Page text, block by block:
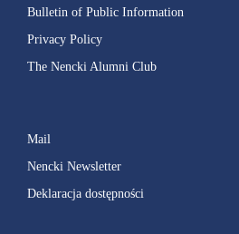
Bulletin of Public Information
Privacy Policy
The Nencki Alumni Club
Mail
Nencki Newsletter
Deklaracja dostępności